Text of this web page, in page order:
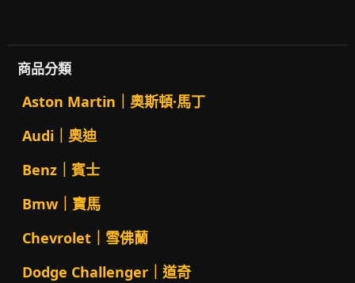
商品分類
Aston Martin｜奧斯頓·馬丁
Audi｜奧迪
Benz｜賓士
Bmw｜寶馬
Chevrolet｜雪佛蘭
Dodge Challenger｜道奇